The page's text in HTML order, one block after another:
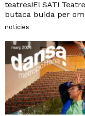
teatres!El SAT!
butaca buida per
noticies